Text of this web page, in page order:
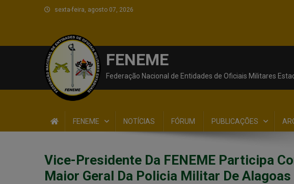
sexta-feira, agosto 07, 2026
FENEME
Federação Nacional de Entidades de Oficiais Militares
FENEME NOTÍCIAS FÓRUM PUBLICAÇÕES
Vice-Presidente Da FENEME Participa
Maior Geral Da Policia Militar De Alagoas